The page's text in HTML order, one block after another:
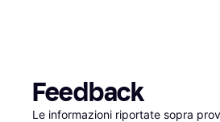
Feedback
Le informazioni riportate sopra